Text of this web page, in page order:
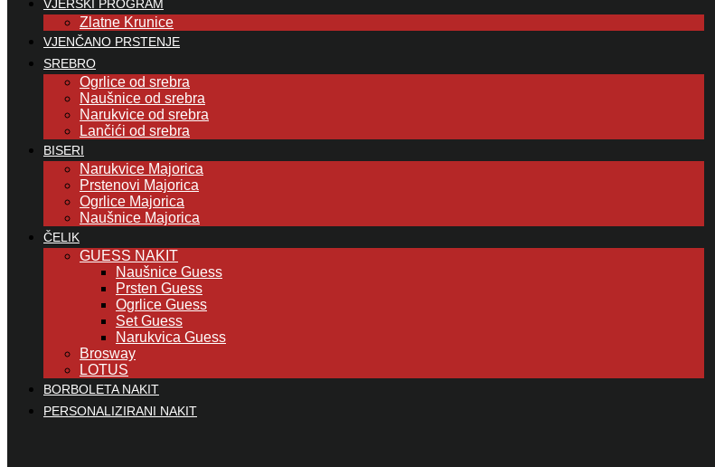
VJERSKI PROGRAM
Zlatne Krunice
VJENČANO PRSTENJE
SREBRO
Ogrlice od srebra
Naušnice od srebra
Narukvice od srebra
Lančići od srebra
BISERI
Narukvice Majorica
Prstenovi Majorica
Ogrlice Majorica
Naušnice Majorica
ČELIK
GUESS NAKIT
Naušnice Guess
Prsten Guess
Ogrlice Guess
Set Guess
Narukvica Guess
Brosway
LOTUS
BORBOLETA NAKIT
PERSONALIZIRANI NAKIT